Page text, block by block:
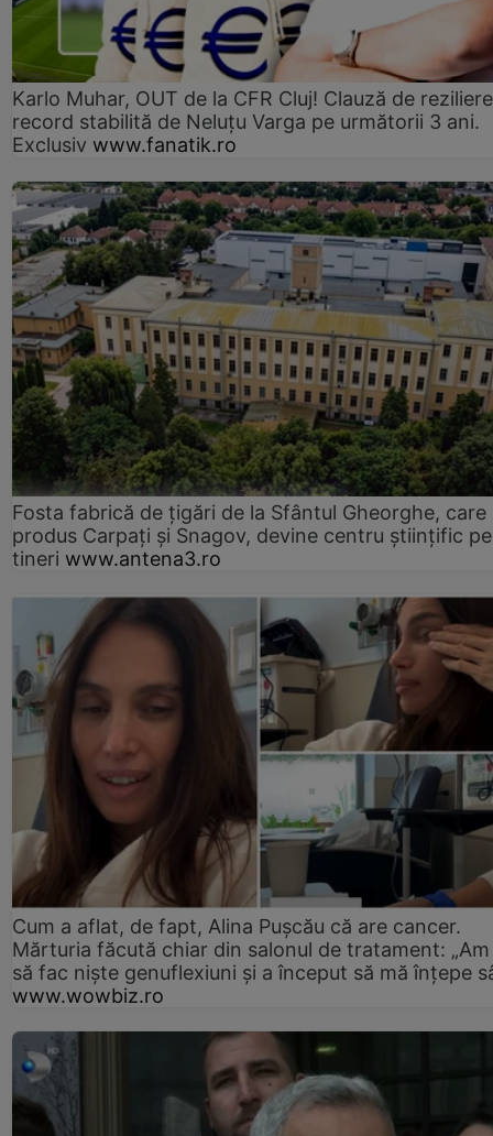
Karlo Muhar, OUT de la CFR Cluj! Clauză de reziliere
record stabilită de Neluțu Varga pe următorii 3 ani.
Exclusiv www.fanatik.ro
Fosta fabrică de țigări de la Sfântul Gheorghe, care
produs Carpați și Snagov, devine centru științific
tineri www.antena3.ro
Cum a aflat, de fapt, Alina Pușcău că are cancer.
Mărturia făcută chiar din salonul de tratament:
să fac niște genuflexiuni și a început să mă înțepe
www.wowbiz.ro